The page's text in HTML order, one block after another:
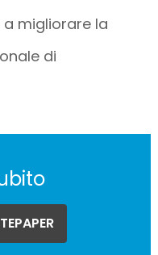
migliorare la
di